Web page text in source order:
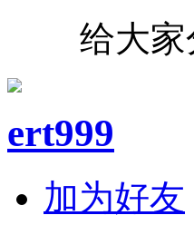
给大
ert999
加为好友